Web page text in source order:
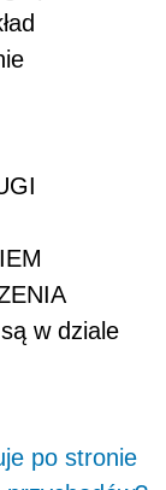
w dziale
po stronie